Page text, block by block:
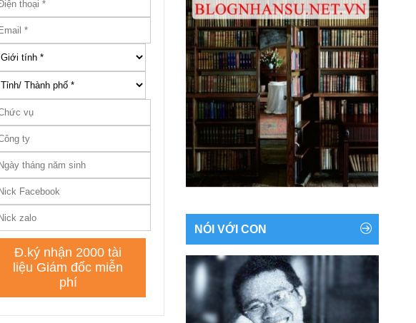
NÓI VỚI CON